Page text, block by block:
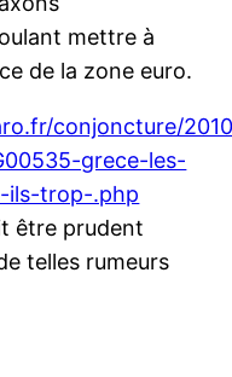
mettre à
de la zone euro.
conjoncture/
grece-les-
ils-trop-.php
être prudent
telles rumeurs